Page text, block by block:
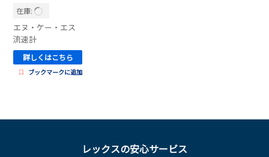
在庫:
エヌ・ケー・エス
流速計
詳しくはこちら
ブックマークに追加
レックスの安心サービス